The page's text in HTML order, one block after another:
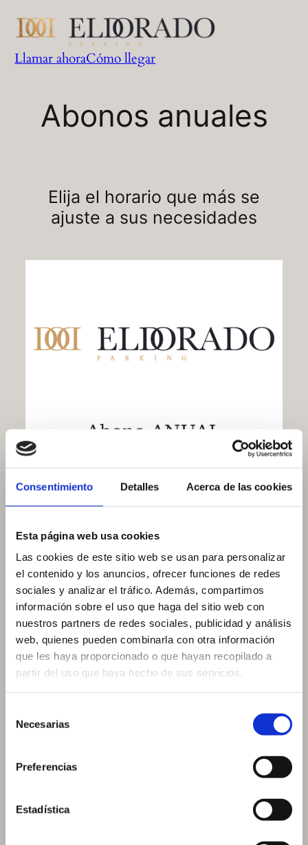
Consentimiento Detalles Acerca de las cookies
Esta página web usa cookies
Las cookies de este sitio web se usan para personalizar
el contenido y los anuncios, ofrecer funciones de redes
sociales y analizar el tráfico. Además, compartimos
información sobre el uso que haga del sitio web con
nuestros partners de redes sociales, publicidad y análisis
web, quienes pueden combinarla con otra información
que les haya proporcionado o que hayan recopilado a
partir del uso que haya hecho de sus servicios.
Necesarias
Preferencias
Estadística
Saltar
contenido
Llamar ahoraCómo llegar
Abonos anuales
Elija el horario que más se
ajuste a sus necesidades
1.500,00€
Añadir al carrito